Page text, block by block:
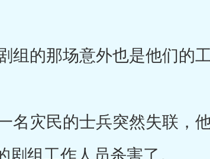
的那场意外也是他们的工
名灾民的士兵突然失联，
组工作人员杀害了。